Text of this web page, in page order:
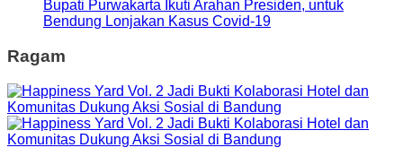
Bupati Purwakarta Ikuti Arahan Presiden, untuk
Bendung Lonjakan Kasus Covid-19
Ragam